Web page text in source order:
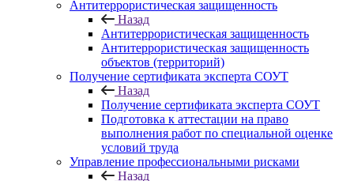
Антитеррористическая защищенность
Назад
Антитеррористическая защищенность
Антитеррористическая защищенность
объектов (территорий)
Получение сертификата эксперта СОУТ
Назад
Получение сертификата эксперта СОУТ
Подготовка к аттестации на право
выполнения работ по специальной оценке
условий труда
Управление профессиональными рисками
Назад